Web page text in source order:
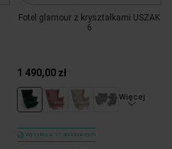
Fotel glamour z kryształkami USZAK
6
1 490,00 zł
Więcej
Wysyłka w 17 dni roboczych